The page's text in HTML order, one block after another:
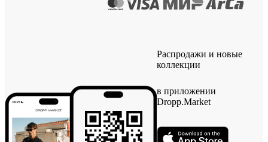
Распродажи и новые
коллекции
в приложении
Dropp.Market